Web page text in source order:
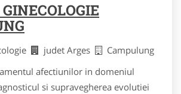
judet Arges
Campulung
afectiunilor in domeniul
si supravegherea evolutiei